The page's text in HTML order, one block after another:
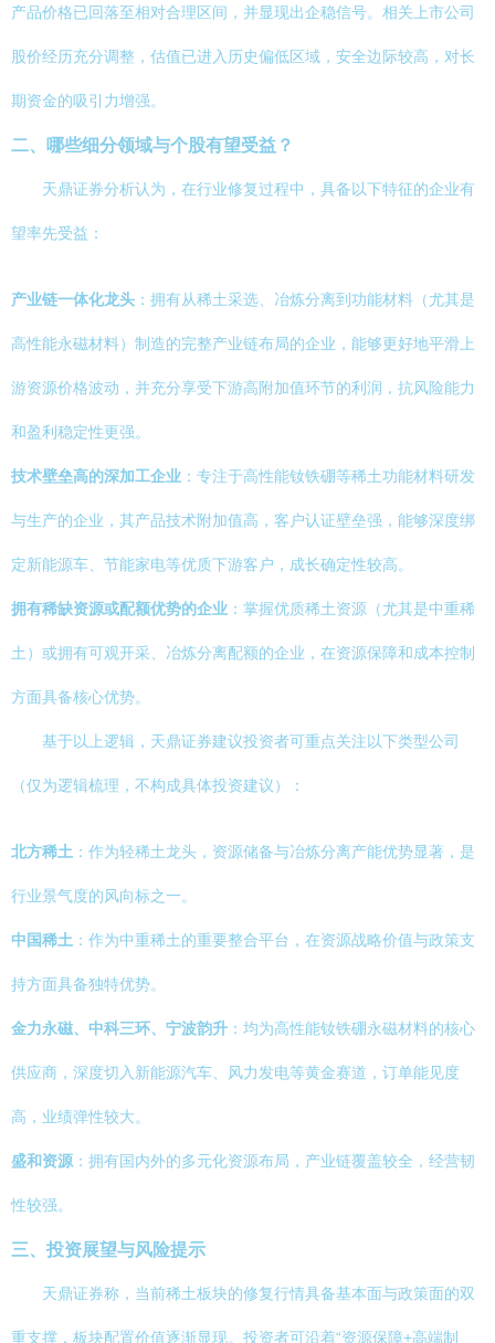
产品价格已回落至相对合理区间，并显现出企稳信号。相关上市公司
股价经历充分调整，估值已进入历史偏低区域，安全边际较高，对长
期资金的吸引力增强。
二、哪些细分领域与个股有望受益？
天鼎证券分析认为，在行业修复过程中，具备以下特征的企业有
望率先受益：
产业链一体化龙头 ：拥有从稀土采选、冶炼分离到功能材料（尤其是
高性能永磁材料）制造的完整产业链布局的企业，能够更好地平滑上
游资源价格波动，并充分享受下游高附加值环节的利润，抗风险能力
和盈利稳定性更强。
技术壁垒高的深加工企业 ：专注于高性能钕铁硼等稀土功能材料研发
与生产的企业，其产品技术附加值高，客户认证壁垒强，能够深度绑
定新能源车、节能家电等优质下游客户，成长确定性较高。
拥有稀缺资源或配额优势的企业 ：掌握优质稀土资源（尤其是中重稀
土）或拥有可观开采、冶炼分离配额的企业，在资源保障和成本控制
方面具备核心优势。
基于以上逻辑，天鼎证券建议投资者可重点关注以下类型公司
（仅为逻辑梳理，不构成具体投资建议）：
北方稀土 ：作为轻稀土龙头，资源储备与冶炼分离产能优势显著，是
行业景气度的风向标之一。
中国稀土 ：作为中重稀土的重要整合平台，在资源战略价值与政策支
持方面具备独特优势。
金力永磁、中科三环、宁波韵升 ：均为高性能钕铁硼永磁材料的核心
供应商，深度切入新能源汽车、风力发电等黄金赛道，订单能见度
高，业绩弹性较大。
盛和资源 ：拥有国内外的多元化资源布局，产业链覆盖较全，经营韧
性较强。
三、投资展望与风险提示
天鼎证券称，当前稀土板块的修复行情具备基本面与政策面的双
重支撑，板块配置价值逐渐显现。投资者可沿着“资源保障+高端制